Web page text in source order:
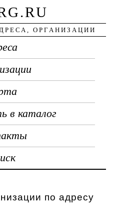
ОРГАНИЗАЦИИ
в каталог
по адресу